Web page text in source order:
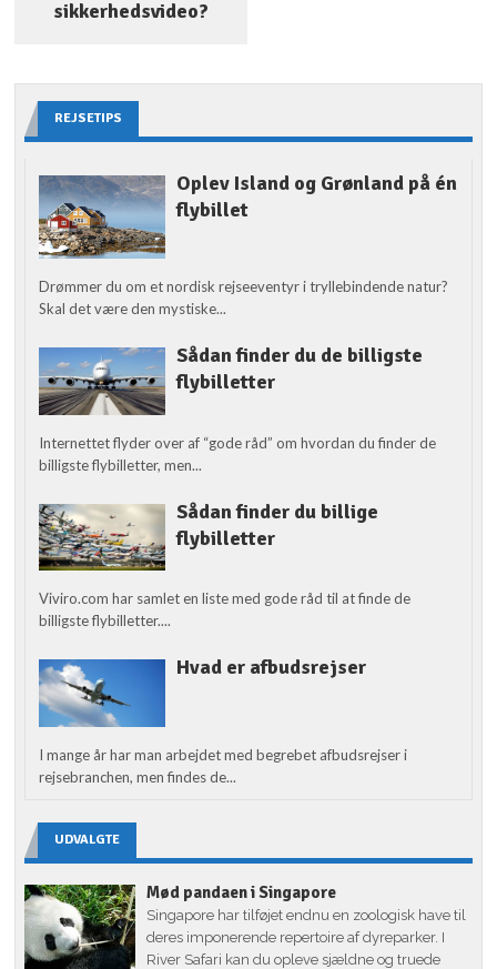
sikkerhedsvideo?
REJSETIPS
Oplev Island og Grønland på én
flybillet
Drømmer du om et nordisk rejseeventyr i tryllebindende natur?
Skal det være den mystiske...
Sådan finder du de billigste
flybilletter
Internettet flyder over af “gode råd” om hvordan du finder de
billigste flybilletter, men...
Sådan finder du billige
flybilletter
Viviro.com har samlet en liste med gode råd til at finde de
billigste flybilletter....
Hvad er afbudsrejser
I mange år har man arbejdet med begrebet afbudsrejser i
rejsebranchen, men findes de...
UDVALGTE
Mød pandaen i Singapore
Singapore har tilføjet endnu en zoologisk have til
deres imponerende repertoire af dyreparker. I
River Safari kan du opleve sjældne og truede